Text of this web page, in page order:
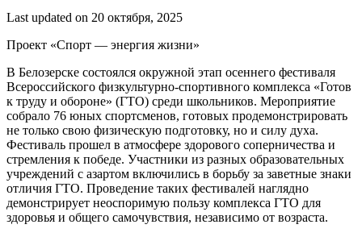
Last updated on 20 октября, 2025
Проект «Спорт — энергия жизни»
В Белозерске состоялся окружной этап осеннего фестиваля
Всероссийского физкультурно-спортивного комплекса «Готов
к труду и обороне» (ГТО) среди школьников. Мероприятие
собрало 76 юных спортсменов, готовых продемонстрировать
не только свою физическую подготовку, но и силу духа.
Фестиваль прошел в атмосфере здорового соперничества и
стремления к победе. Участники из разных образовательных
учреждений с азартом включились в борьбу за заветные знаки
отличия ГТО. Проведение таких фестивалей наглядно
демонстрирует неоспоримую пользу комплекса ГТО для
здоровья и общего самочувствия, независимо от возраста.